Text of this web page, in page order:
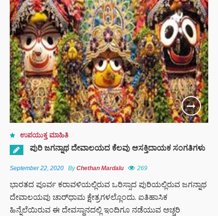
ಉಪಯುಕ್ತ ಮಾಹಿತಿ
ಪುರಿ ಜಗನ್ನಾಥ ದೇವಾಲಯದ ಕೆಲವು ಆಸಕ್ತಿದಾಯಕ ಸಂಗತಿಗಳು
September 22, 2020 ByChethan Mardalu 269
ಭಾರತದ ಪೂರ್ವ ಕರಾವಳಿಯಲ್ಲಿರುವ ಒರಿಸ್ಸಾದ ಪುರಿಯಲ್ಲಿರುವ ಜಗನ್ನಾಥ
ದೇವಾಲಯವು ಚಾರ್‌ಧಾಮ ಕ್ಷೇತ್ರಗಳಲ್ಲೊಂದು. ಐತಿಹಾಸಿಕ
ಹಿನ್ನೆಲೆಯಿರುವ ಈ ದೇವಸ್ಥಾನದಲ್ಲಿ ಇಂದಿಗೂ ನಡೆಯುವ ಅಚ್ಚರಿ